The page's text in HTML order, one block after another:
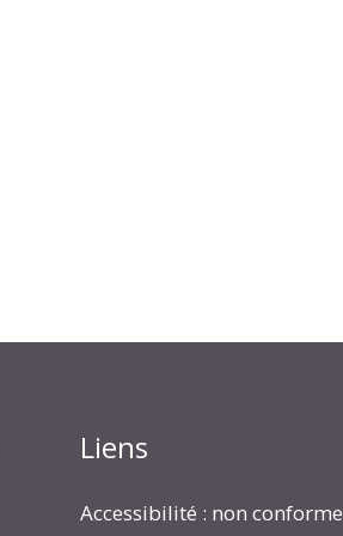
Liens
Accessibilité : non conforme